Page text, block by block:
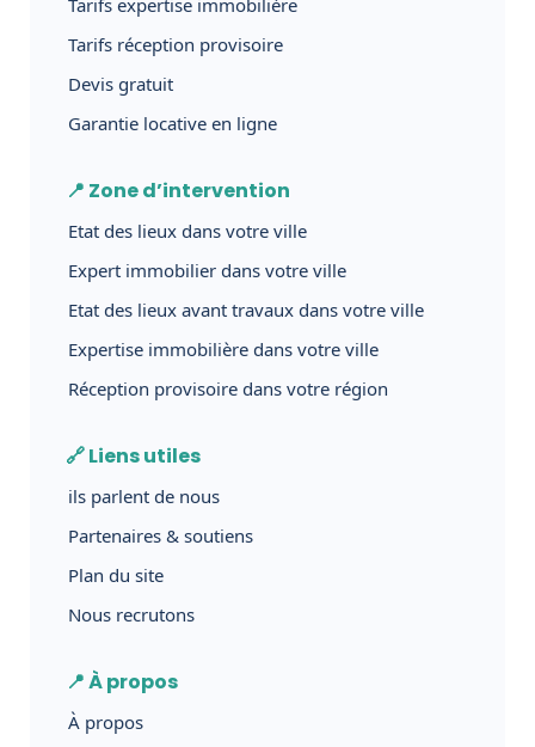
Tarifs réception provisoire
Devis gratuit
Garantie locative en ligne
📍 Zone d’intervention
Etat des lieux dans votre ville
Expert immobilier dans votre ville
Etat des lieux avant travaux dans votre ville
Expertise immobilière dans votre ville
Réception provisoire dans votre région
🔗 Liens utiles
ils parlent de nous
Partenaires & soutiens
Plan du site
Nous recrutons
📍 À propos
À propos